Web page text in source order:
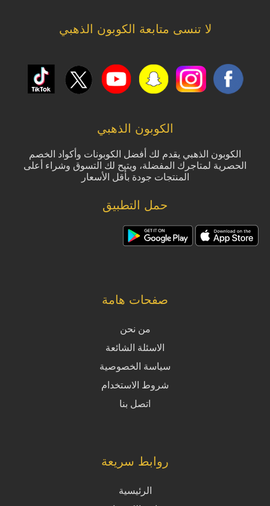
لا تنسى متابعة الكوبون الذهبي
الكوبون الذهبي
الكوبون الذهبي يقدم لك أفضل الكوبونات وأكواد الخصم
الحصرية لمتاجرك المفضلة، ويتيح لك التسوق وشراء أعلى
المنتجات جودة بأقل الأسعار
حمل التطبيق
صفحات هامة
من نحن
الاسئلة الشائعة
سياسة الخصوصية
شروط الاستخدام
اتصل بنا
روابط سريعة
الرئيسية